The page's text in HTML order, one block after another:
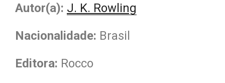
Autor(a): J. K. Rowling
Nacionalidade: Brasil
Editora: Rocco